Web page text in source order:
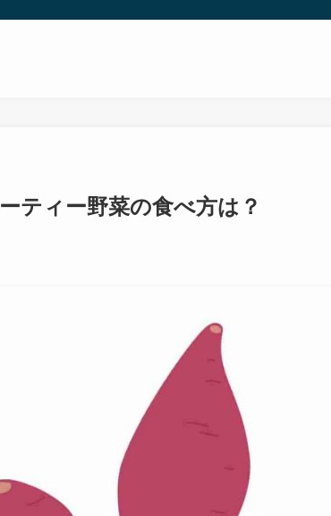
ティー野菜の食べ方は？